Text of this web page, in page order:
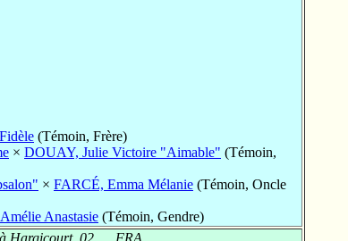
(Témoin, Frère)
× DOUAY, Julie Victoire "Aimable" (Témoin,
× FARCÉ, Emma Mélanie (Témoin, Oncle
Anastasie (Témoin, Gendre)
à Hargicourt, 02, , , FRA